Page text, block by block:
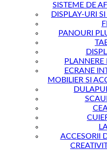
SISTEME DE
DISPLAY-URI
PANOURI
PLANNERE
ECRANE
MOBILIER SI
ACCESORII